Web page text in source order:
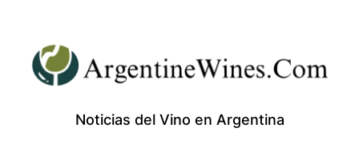
Noticias del Vino en Argentina